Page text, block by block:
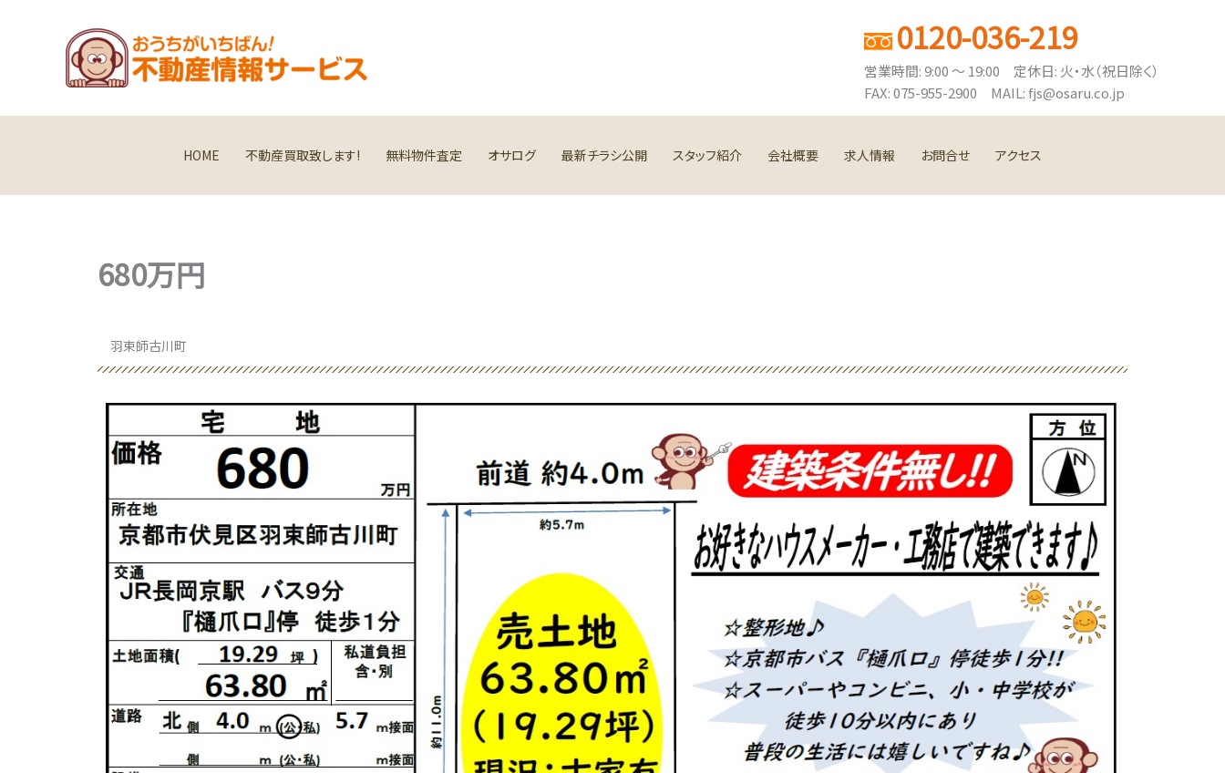
ッ
0120-036-219
営業時間: 9:00 ～ 19:00 定休日: 火・水（祝日除く）
FAX: 075-955-2900 MAIL: fjs@osaru.co.jp
HOME 不動産買取致します! 無料物件査定 オサログ 最新チラシ公開 スタッフ紹介 会社概要 求人情報 お問合せ アクセス
680万円
羽束師古川町